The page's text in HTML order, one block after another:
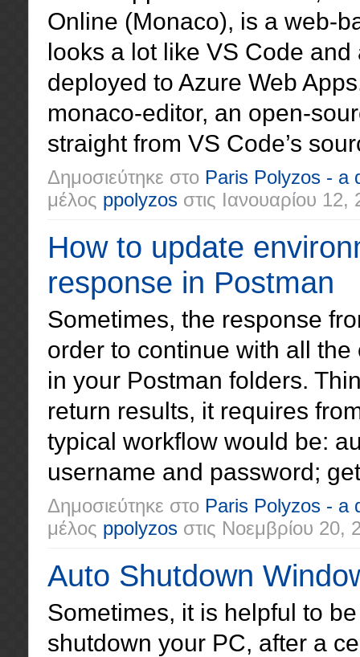
Online (Monaco), is a web-
looks a lot like VS Code
deployed to Azure Web
monaco-editor, an open-
straight from VS Code’s
Δημοσιεύτηκε στο Paris Polyzos - a
μέλος ppolyzos στις Ιανουαρίου 12,
How to update
response in Postman
Sometimes, the response
order to continue with all
in your Postman folders.
return results, it requires
typical workflow would be:
username and password;
Δημοσιεύτηκε στο Paris Polyzos - a
μέλος ppolyzos στις Νοεμβρίου 20,
Auto Shutdown
Sometimes, it is helpful to
shutdown your PC, after a